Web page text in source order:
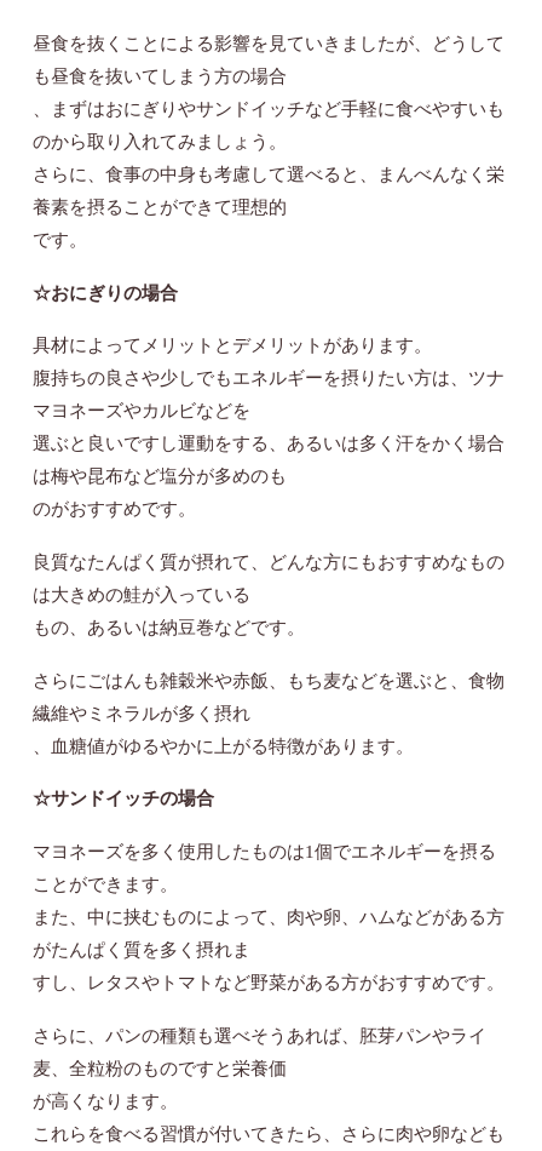
昼食を抜くことによる影響を見ていきましたが、どうして
も昼食を抜いてしまう方の場合
、まずはおにぎりやサンドイッチなど手軽に食べやすいも
のから取り入れてみましょう。
さらに、食事の中身も考慮して選べると、まんべんなく栄
養素を摂ることができて理想的
です。
☆おにぎりの場合
具材によってメリットとデメリットがあります。
腹持ちの良さや少しでもエネルギーを摂りたい方は、ツナ
マヨネーズやカルビなどを
選ぶと良いですし運動をする、あるいは多く汗をかく場合
は梅や昆布など塩分が多めのも
のがおすすめです。
良質なたんぱく質が摂れて、どんな方にもおすすめなもの
は大きめの鮭が入っている
もの、あるいは納豆巻などです。
さらにごはんも雑穀米や赤飯、もち麦などを選ぶと、食物
繊維やミネラルが多く摂れ
、血糖値がゆるやかに上がる特徴があります。
☆サンドイッチの場合
マヨネーズを多く使用したものは1個でエネルギーを摂る
ことができます。
また、中に挟むものによって、肉や卵、ハムなどがある方
がたんぱく質を多く摂れま
すし、レタスやトマトなど野菜がある方がおすすめです。
さらに、パンの種類も選べそうあれば、胚芽パンやライ
麦、全粒粉のものですと栄養価
が高くなります。
これらを食べる習慣が付いてきたら、さらに肉や卵なども